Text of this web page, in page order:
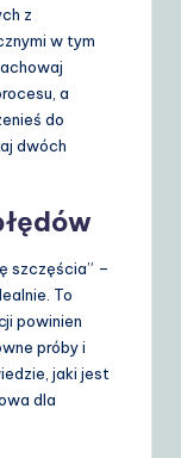
z
w tym
a
do
dwóch
szczęścia” –
To
powinien
próby i
jaki jest
dla